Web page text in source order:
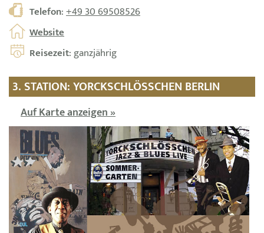
Telefon:+49 30 69508526
Website
Reisezeit: ganzjährig
3. STATION: YORCKSCHLÖSSCHEN BERLIN
Auf Karte anzeigen »